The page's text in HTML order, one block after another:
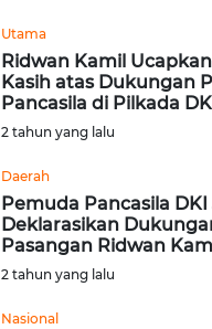
Utama
Ridwan Kamil
Kasih atas Dukungan
Pancasila di Pilkada
2 tahun yang lalu
Daerah
Pemuda Pancasila
Deklarasikan
Pasangan Ridwan
2 tahun yang lalu
Nasional